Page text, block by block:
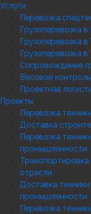
Услуги
Перевозка
Грузоперевозка в
Грузоперевозка в
Грузоперевозка
Сопровождение
Весовой контроль
Проектная
Проекты
Перевозка
Доставка
Перевозка
промышленности
Транспортировка
отрасли
Доставка
промышленности
Перевозка